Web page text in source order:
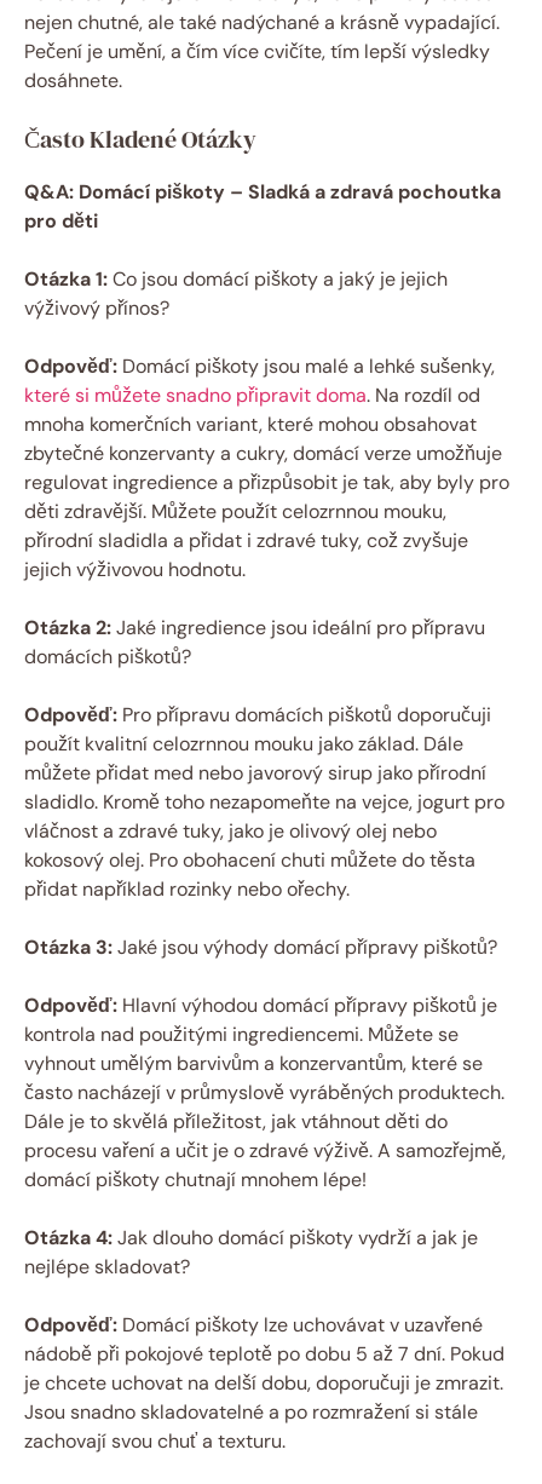
nejen chutné, ale také nadýchané a krásně vypadající.
Pečení je umění, a čím více cvičíte, tím lepší výsledky
dosáhnete.
Často Kladené Otázky
Q&A: Domácí piškoty – Sladká a zdravá pochoutka
pro děti
Otázka 1:Co jsou domácí piškoty a jaký je jejich
výživový přínos?
Odpověď: Domácí piškoty jsou malé a lehké sušenky,
které si můžete snadno připravit doma. Na rozdíl od
mnoha komerčních variant, které mohou obsahovat
zbytečné konzervanty a cukry, domácí verze umožňuje
regulovat ingredience a přizpůsobit je tak, aby byly pro
děti zdravější. Můžete použít celozrnnou mouku,
přírodní sladidla a přidat i zdravé tuky, což zvyšuje
jejich výživovou hodnotu.
Otázka 2:Jaké ingredience jsou ideální pro přípravu
domácích piškotů?
Odpověď: Pro přípravu domácích piškotů doporučuji
použít kvalitní celozrnnou mouku jako základ. Dále
můžete přidat med nebo javorový sirup jako přírodní
sladidlo. Kromě toho nezapomeňte na vejce, jogurt pro
vláčnost a zdravé tuky, jako je olivový olej nebo
kokosový olej. Pro obohacení chuti můžete do těsta
přidat například rozinky nebo ořechy.
Otázka 3:Jaké jsou výhody domácí přípravy piškotů?
Odpověď: Hlavní výhodou domácí přípravy piškotů je
kontrola nad použitými ingrediencemi. Můžete se
vyhnout umělým barvivům a konzervantům, které se
často nacházejí v průmyslově vyráběných produktech.
Dále je to skvělá příležitost, jak vtáhnout děti do
procesu vaření a učit je o zdravé výživě. A samozřejmě,
domácí piškoty chutnají mnohem lépe!
Otázka 4:Jak dlouho domácí piškoty vydrží a jak je
nejlépe skladovat?
Odpověď: Domácí piškoty lze uchovávat v uzavřené
nádobě při pokojové teplotě po dobu 5 až 7 dní. Pokud
je chcete uchovat na delší dobu, doporučuji je zmrazit.
Jsou snadno skladovatelné a po rozmražení si stále
zachovají svou chuť a texturu.